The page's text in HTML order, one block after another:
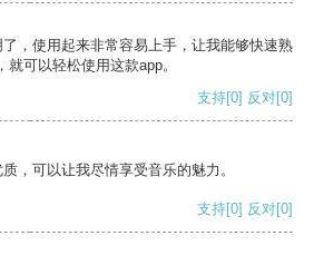
，使用起来非常容易上手，让我能够快速熟
可以轻松使用这款app。
支持[0] 反对[0]
，可以让我尽情享受音乐的魅力。
支持[0] 反对[0]